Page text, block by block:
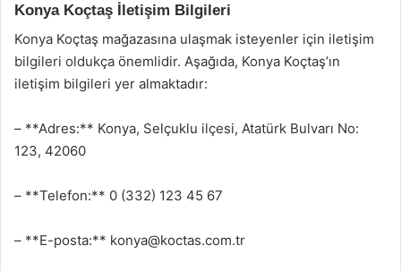
Konya Koçtaş İletişim Bilgileri
Konya Koçtaş mağazasına ulaşmak isteyenler için iletişim
bilgileri oldukça önemlidir. Aşağıda, Konya Koçtaş’ın
iletişim bilgileri yer almaktadır:
– **Adres:** Konya, Selçuklu ilçesi, Atatürk Bulvarı No:
123, 42060
– **Telefon:** 0 (332) 123 45 67
– **E-posta:** konya@koctas.com.tr